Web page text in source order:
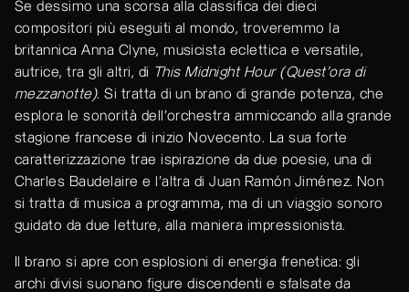
Se dessimo una scorsa alla classifica dei dieci
compositori più eseguiti al mondo, troveremmo la
britannica Anna Clyne, musicista eclettica e versatile,
autrice, tra gli altri, di
This Midnight Hour (Quest’ora di
mezzanotte). Si tratta di un brano di grande potenza, che
esplora le sonorità dell’orchestra ammiccando alla grande
stagione francese di inizio Novecento. La sua forte
caratterizzazione trae ispirazione da due poesie, una di
Charles Baudelaire e l’altra di Juan Ramón Jiménez. Non
si tratta di musica a programma, ma di un viaggio sonoro
guidato da due letture, alla maniera impressionista.
Il brano si apre con esplosioni di energia frenetica: gli
archi divisi suonano figure discendenti e sfalsate da